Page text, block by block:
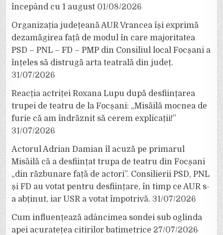
începând cu 1 august 01/08/2026
Organizația județeană AUR Vrancea își exprimă
dezamăgirea față de modul în care majoritatea
PSD – PNL – FD – PMP din Consiliul local Focșani a
înțeles să distrugă arta teatrală din județ.
31/07/2026
Reacția actriței Roxana Lupu după desființarea
trupei de teatru de la Focșani: „Misăilă mocnea de
furie că am îndrăznit să cerem explicații!”
31/07/2026
Actorul Adrian Damian îl acuză pe primarul
Misăilă că a desființat trupa de teatru din Focșani
„din răzbunare față de actori”. Consilierii PSD, PNL
și FD au votat pentru desființare, în timp ce AUR s-
a abținut, iar USR a votat împotrivă. 31/07/2026
Cum influențează adâncimea sondei sub oglinda
apei acuratețea citirilor batimetrice 27/07/2026